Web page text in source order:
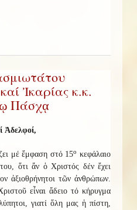
Ἰκαρίας κ.κ.
Πάσχᾳ
Ἀδελφοί,
μέ ἔμφαση στό 15ο κεφάλαιο
ὅτι ἄν ὁ Χριστός δέν ἔχει
ἀξιοθρήνητοι τῶν ἀνθρώπων.
εἶναι ἄδειο τό κήρυγμα
γιατί ὅλη μας ἡ πίστη,